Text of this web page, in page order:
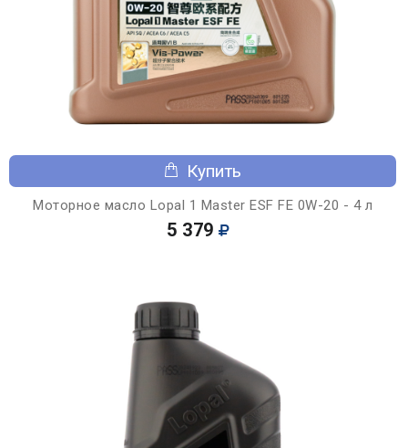
Купить
Моторное масло Lopal 1 Master ESF FE 0W-20 - 4 л
5 379